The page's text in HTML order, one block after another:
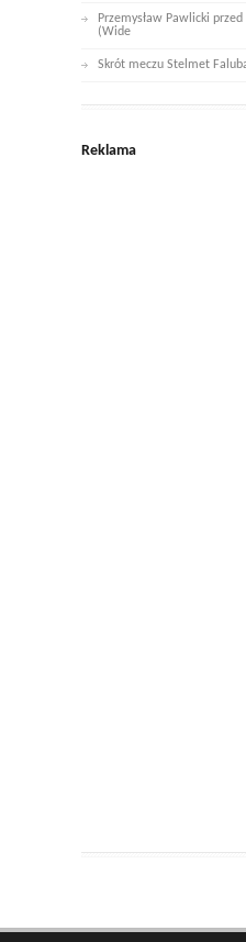
Przemysław Pawlicki
(Wide
Skrót meczu Stelmet
Reklama